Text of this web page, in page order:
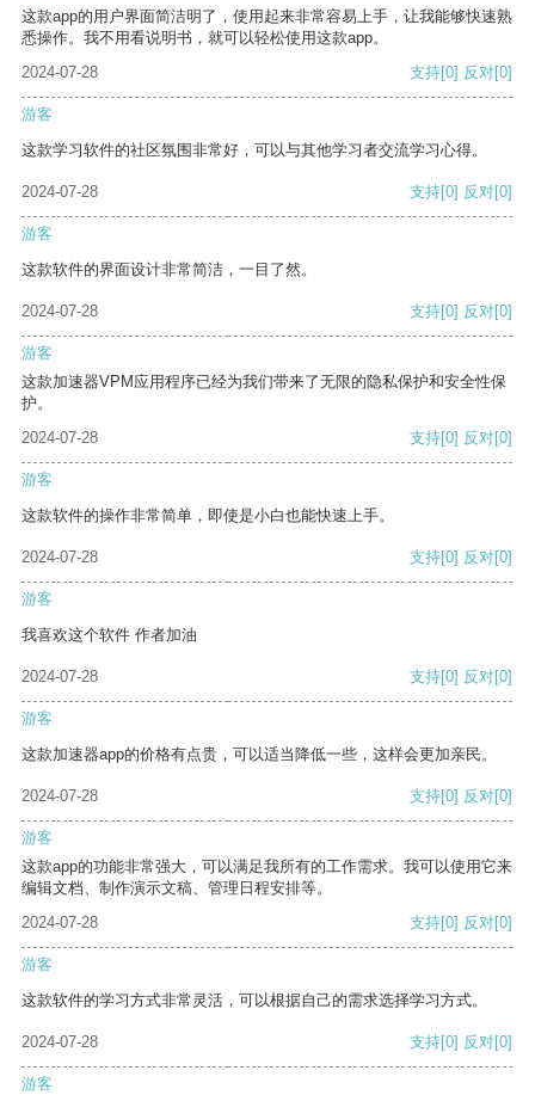
这款app的用户界面简洁明了，使用起来非常容易上手，让我能够快速熟
悉操作。我不用看说明书，就可以轻松使用这款app。
2024-07-28
支持[0] 反对[0]
游客
这款学习软件的社区氛围非常好，可以与其他学习者交流学习心得。
2024-07-28 支持[0] 反对[0]
游客
这款软件的界面设计非常简洁，一目了然。
2024-07-28 支持[0] 反对[0]
游客
这款加速器VPM应用程序已经为我们带来了无限的隐私保护和安全性保
护。
2024-07-28
支持[0] 反对[0]
游客
这款软件的操作非常简单，即使是小白也能快速上手。
2024-07-28 支持[0] 反对[0]
游客
我喜欢这个软件 作者加油
2024-07-28 支持[0] 反对[0]
游客
这款加速器app的价格有点贵，可以适当降低一些，这样会更加亲民。
2024-07-28 支持[0] 反对[0]
游客
这款app的功能非常强大，可以满足我所有的工作需求。我可以使用它来
编辑文档、制作演示文稿、管理日程安排等。
2024-07-28
支持[0] 反对[0]
游客
这款软件的学习方式非常灵活，可以根据自己的需求选择学习方式。
2024-07-28 支持[0] 反对[0]
游客